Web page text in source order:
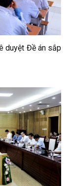
duyệt Đề án sắp